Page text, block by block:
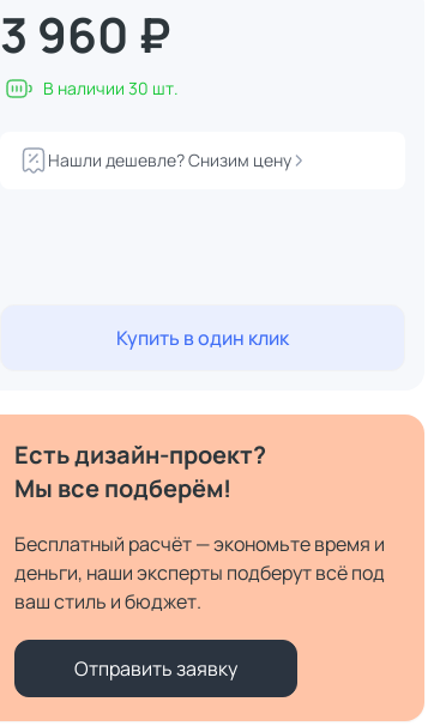
3 960 ₽
В наличии 30 шт.
Нашли дешевле? Снизим цену
Купить в один клик
Есть дизайн-проект?
Мы все подберём!
Бесплатный расчёт — экономьте время и
деньги, наши эксперты подберут всё под
ваш стиль и бюджет.
Отправить заявку